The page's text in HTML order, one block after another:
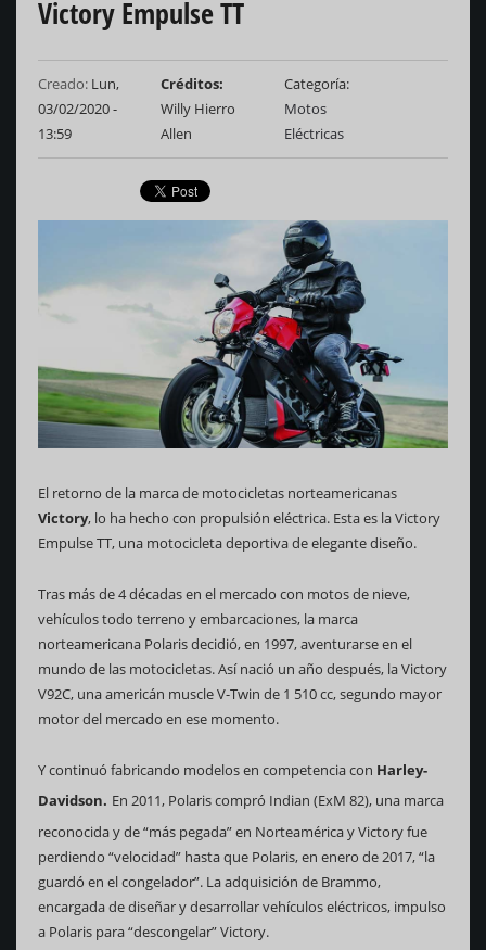
Victory Empulse TT
Creado: Lun,
03/02/2020 -
13:59
Créditos
Willy Hierro
Allen
Categoría
Motos
Eléctricas
El retorno de la marca de motocicletas norteamericanas
Victory, lo ha hecho con propulsión eléctrica. Esta es la Victory
Empulse TT, una motocicleta deportiva de elegante diseño.
Tras más de 4 décadas en el mercado con motos de nieve,
vehículos todo terreno y embarcaciones, la marca
norteamericana Polaris decidió, en 1997, aventurarse en el
mundo de las motocicletas. Así nació un año después, la Victory
V92C, una americán muscle V-Twin de 1 510 cc, segundo mayor
motor del mercado en ese momento.
Y continuó fabricando modelos en competencia con Harley-
Davidson. En 2011, Polaris compró Indian (ExM 82), una marca
reconocida y de “más pegada” en Norteamérica y Victory fue
perdiendo “velocidad” hasta que Polaris, en enero de 2017, “la
guardó en el congelador”. La adquisición de Brammo,
encargada de diseñar y desarrollar vehículos eléctricos, impulso
a Polaris para “descongelar” Victory.